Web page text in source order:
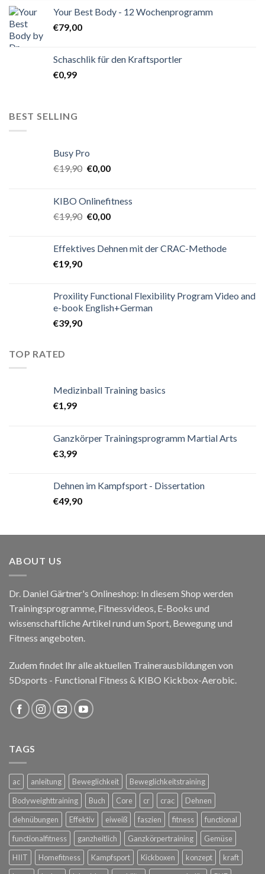
Your Best Body - 12 Wochenprogramm
€79,00
Schaschlik für den Kraftsportler
€0,99
BEST SELLING
Busy Pro
€19,90 €0,00
KIBO Onlinefitness
€19,90 €0,00
Effektives Dehnen mit der CRAC-Methode
€19,90
Proxility Functional Flexibility Program Video and
e-book English+German
€39,90
TOP RATED
Medizinball Training basics
€1,99
Ganzkörper Trainingsprogramm Martial Arts
€3,99
Dehnen im Kampfsport - Dissertation
€49,90
ABOUT US
Dr. Daniel Gärtner's Onlineshop: In diesem Shop werden
Trainingsprogramme, Fitnessvideos, E-Books und
wissenschaftliche Artikel rund um Sport, Bewegung und
Fitness angeboten.
Zudem findet Ihr alle aktuellen Trainerausbildungen von
5Dsports - Functional Fitness & KIBO Kickbox-Aerobic.
TAGS
ac anleitung Beweglichkeit
Beweglichkeitstraining
Bodyweighttraining
Buch Core cr crac
Dehnen
dehnübungen
Effektiv eiweiß faszien fitness
functional
functionalfitness
ganzheitlich Ganzkörpertraining
Gemüse
HIIT
Homefitness Kampfsport Kickboxen konzept
kraft